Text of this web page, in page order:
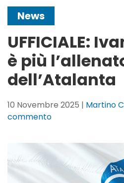
News
UFFICIALE:
è più
dell’Atalanta
10 Novembre 2025 | Martino
commentosu
Ivan
Juric
non
è